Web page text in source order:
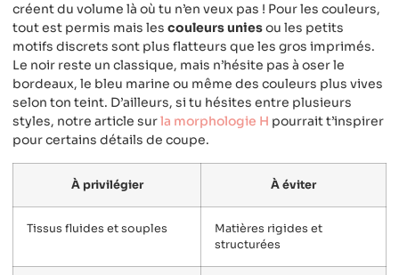
créent du volume là où tu n’en veux pas ! Pour les couleurs,
tout est permis mais les couleurs uniesou les petits
motifs discrets sont plus flatteurs que les gros imprimés.
Le noir reste un classique, mais n’hésite pas à oser le
bordeaux, le bleu marine ou même des couleurs plus vives
selon ton teint. D’ailleurs, si tu hésites entre plusieurs
styles, notre article surla morphologie H pourrait t’inspirer
pour certains détails de coupe.
À privilégier À éviter
Tissus fluides et souples
Matières rigides et
structurées